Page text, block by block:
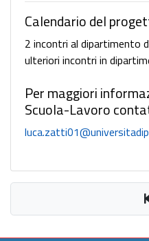
Calendario del
2 incontri al dipartimento
ulteriori incontri in
Per maggiori
Scuola-Lavoro